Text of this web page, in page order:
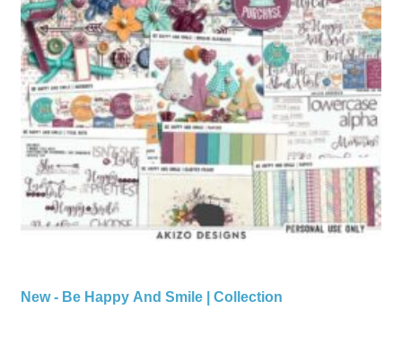
New - Be Happy And Smile | Collection